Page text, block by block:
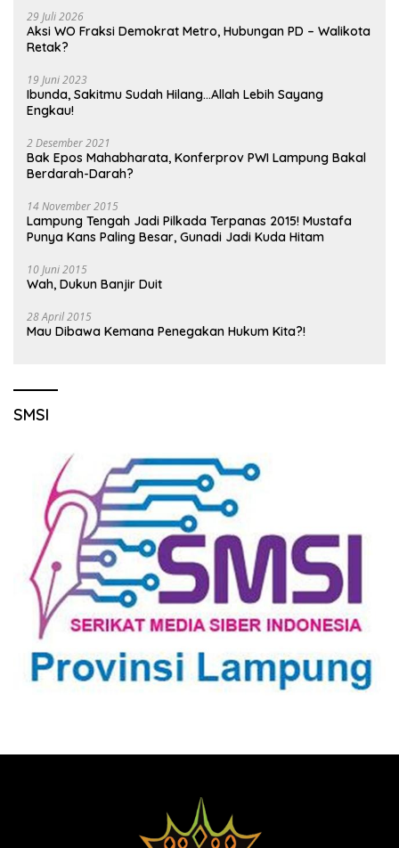
29 Juli 2026
Aksi WO Fraksi Demokrat Metro, Hubungan PD – Walikota
Retak?
19 Juni 2023
Ibunda, Sakitmu Sudah Hilang…Allah Lebih Sayang
Engkau!
2 Desember 2021
Bak Epos Mahabharata, Konferprov PWI Lampung Bakal
Berdarah-Darah?
14 November 2015
Lampung Tengah Jadi Pilkada Terpanas 2015! Mustafa
Punya Kans Paling Besar, Gunadi Jadi Kuda Hitam
10 Juni 2015
Wah, Dukun Banjir Duit
28 April 2015
Mau Dibawa Kemana Penegakan Hukum Kita?!
SMSI